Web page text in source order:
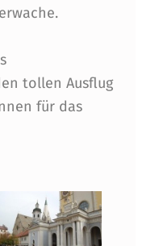
tollen Ausflug
für das